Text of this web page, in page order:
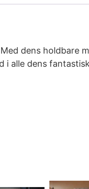
dens holdbare
i alle dens